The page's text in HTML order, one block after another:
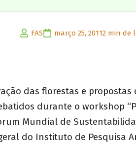
FAS março 25, 20112 min de
das florestas e propostas
durante o workshop
Mundial de
do Instituto de Pesquisa